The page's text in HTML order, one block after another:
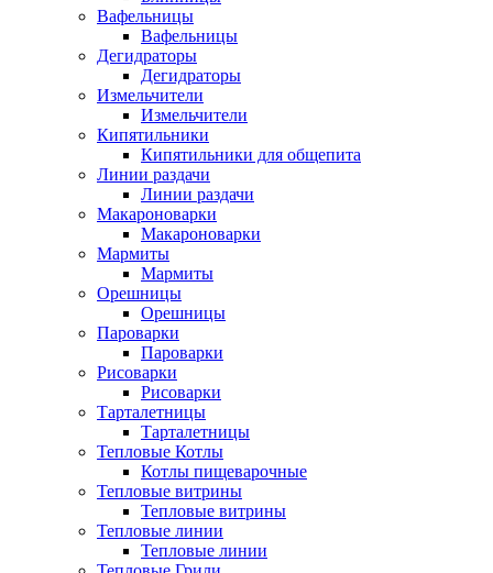
Вафельницы
Вафельницы
Дегидраторы
Дегидраторы
Измельчители
Измельчители
Кипятильники
Кипятильники для общепита
Линии раздачи
Линии раздачи
Макароноварки
Макароноварки
Мармиты
Мармиты
Орешницы
Орешницы
Пароварки
Пароварки
Рисоварки
Рисоварки
Тарталетницы
Тарталетницы
Тепловые Котлы
Котлы пищеварочные
Тепловые витрины
Тепловые витрины
Тепловые линии
Тепловые линии